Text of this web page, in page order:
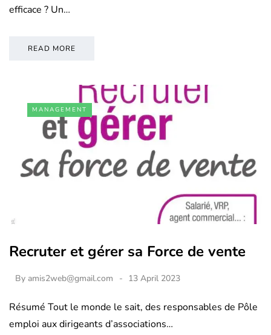
efficace ? Un…
READ MORE
MANAGEMENT
Recruter et gérer sa Force de vente
By amis2web@gmail.com 13 April 2023
Résumé Tout le monde le sait, des responsables de Pôle
emploi aux dirigeants d’associations…